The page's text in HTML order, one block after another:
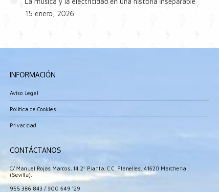
15 enero, 2026
INFORMACIÓN
Aviso Legal
Política de Cookies
Privacidad
CONTÁCTANOS
C/ Manuel Rojas Marcos, 14 2º Planta, C.C. Planelles. 41620 Marchena
(Sevilla).
955 386 843 / 900 649 129